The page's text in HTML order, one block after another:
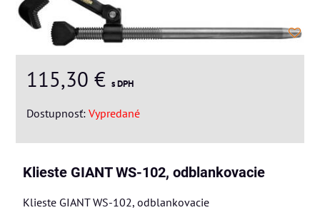
115,30 € s DPH
Dostupnosť: Vypredané
Klieste GIANT WS-102, odblankovacie
Klieste GIANT WS-102, odblankovacie